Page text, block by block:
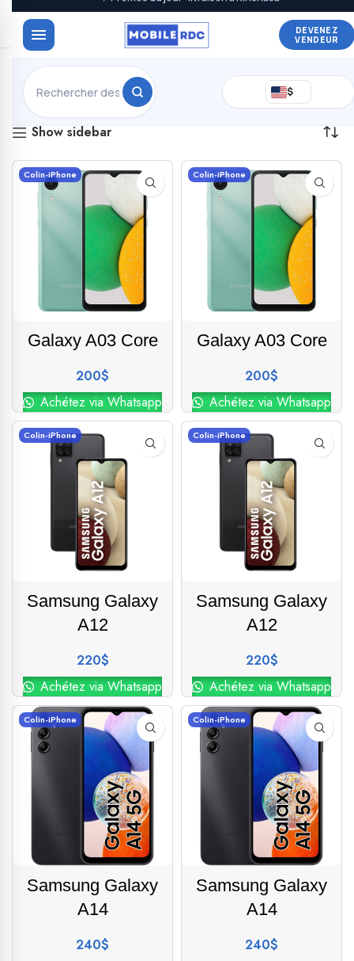
DEVENEZ
VENDEUR
$
Affichage de 1–20 sur 79 résultats
Show sidebar
Colin-iPhone
Galaxy A03 Core
200$
Achétez via Whatsapp
Colin-iPhone
Galaxy A03 Core
200$
Achétez via Whatsapp
Colin-iPhone
Samsung Galaxy
A12
220$
Achétez via Whatsapp
Colin-iPhone
Samsung Galaxy
A12
220$
Achétez via Whatsapp
Colin-iPhone
Samsung Galaxy
A14
240$
Colin-iPhone
Samsung Galaxy
A14
240$